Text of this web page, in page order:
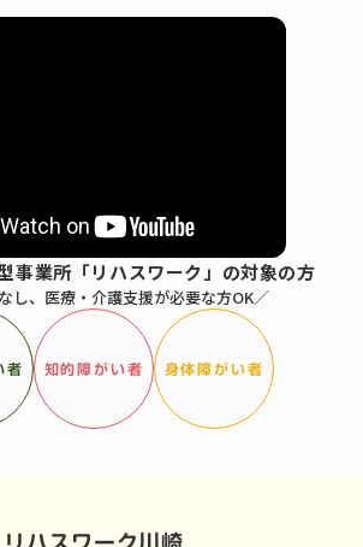
事業所「リハスワーク」の対象の方
し、医療・介護支援が必要な方OK／
者 知的障がい者 身体障がい者